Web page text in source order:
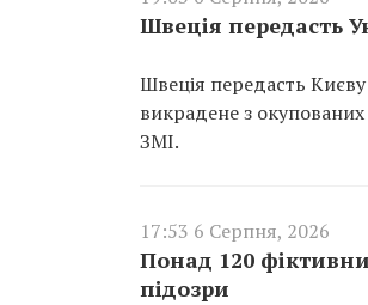
Швеція передасть
Швеція передасть
викрадене з
ЗМІ.
17:53 6 Серпня, 2026
Понад 120
підозри